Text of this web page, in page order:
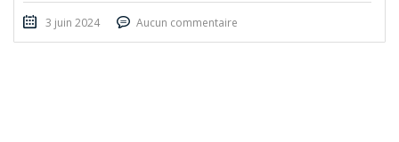
3 juin 2024 Aucun commentaire